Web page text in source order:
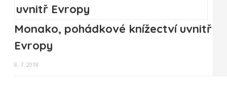
Monako, pohádkové knížectví uvnitř
Evropy
8. 7. 2018